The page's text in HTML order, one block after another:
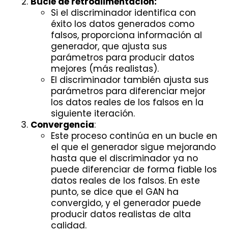
Si el discriminador identifica con
éxito los datos generados como
falsos, proporciona información al
generador, que ajusta sus
parámetros para producir datos
mejores (más realistas).
El discriminador también ajusta sus
parámetros para diferenciar mejor
los datos reales de los falsos en la
siguiente iteración.
Convergencia:
Este proceso continúa en un bucle en
el que el generador sigue mejorando
hasta que el discriminador ya no
puede diferenciar de forma fiable los
datos reales de los falsos. En este
punto, se dice que el GAN ha
convergido, y el generador puede
producir datos realistas de alta
calidad.